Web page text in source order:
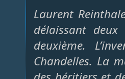
Laurent
délaissant
deuxième.
Chandelles. La